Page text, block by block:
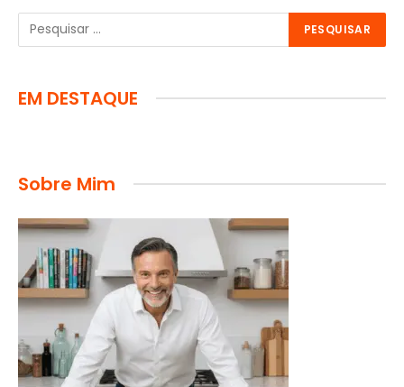
EM DESTAQUE
Sobre Mim